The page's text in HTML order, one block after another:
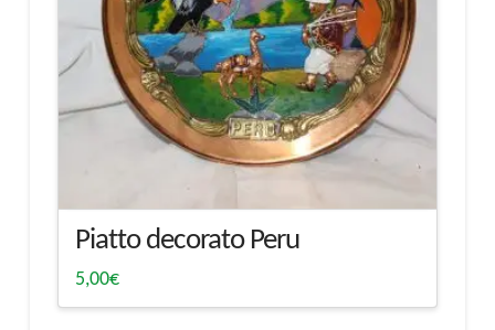
Piatto decorato Peru
5,00€